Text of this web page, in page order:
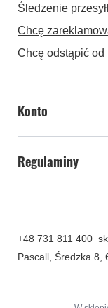
Śledzenie
Chcę
Chcę odstąpić od
Konto
Regulaminy
+48 731 811 400
Pascall ,Średzka 8 ,